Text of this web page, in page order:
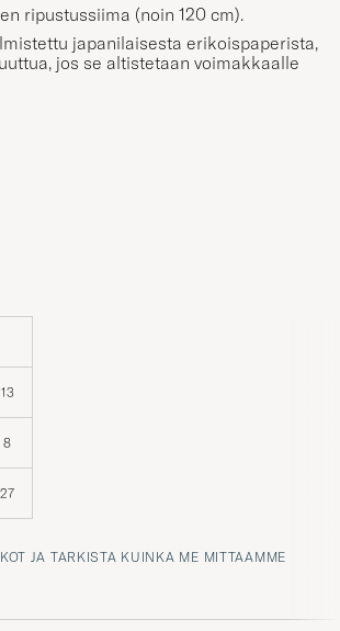
ripustussiima (noin 120 cm).
japanilaisesta erikoispaperista,
jos se altistetaan voimakkaalle
13
8
27
JA TARKISTA KUINKA ME MITTAAMME